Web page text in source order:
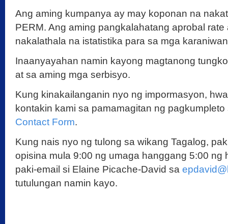
Ang aming kumpanya ay may koponan na
PERM. Ang aming pangkalahatang aprobal
nakalathala na istatistika para sa mga
Inaanyayahan namin kayong magtanong
at sa aming mga serbisyo.
Kung kinakailanganin nyo ng impormasyon,
kontakin kami sa pamamagitan ng
Contact Form.
Kung nais nyo ng tulong sa wikang Tagalog,
opisina mula 9:00 ng umaga hanggang 5:00 ng
paki-email si Elaine Picache-David sa
tutulungan namin kayo.